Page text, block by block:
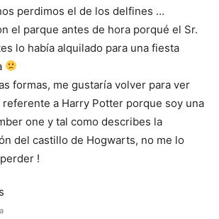
perdimos el de los delfines …
el parque antes de hora porqué el Sr.
lo había alquilado para una fiesta
formas, me gustaría volver para ver
a Harry Potter porque soy una
one y tal como describes la
del castillo de Hogwarts, no me lo
!